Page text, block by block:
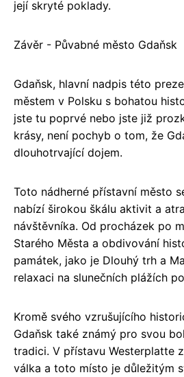
její skryté poklady.
Závěr - Půvabné město Gdaňsk
Gdaňsk, hlavní nadpis této
městem v Polsku s bohatou
jste tu poprvé nebo jste již
krásy, není pochyb o tom, že
dlouhotrvající dojem.
Toto nádherné přístavní město
nabízí širokou škálu aktivit a
návštěvníka. Od procházek po
Starého Města a obdivování
památek, jako je Dlouhý trh a
relaxaci na slunečních plážích
Kromě svého vzrušujícího
Gdaňsk také známý pro svou
tradici. V přístavu Westerplatte
válka a toto místo je důležitým